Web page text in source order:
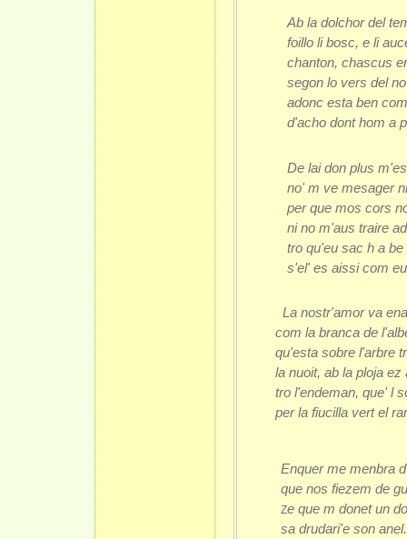
Ab la dolchor del
foillo li bosc, e li
chanton, chascus
segon lo vers del
adonc esta ben
d'acho dont hom a
De lai don plus
no' m ve mesager
per que mos cors
ni no m'aus traire
tro qu'eu sac h a be
s'el' es aissi com
La nostr'amor va
com la branca de
qu'esta sobre l'arbre
la nuoit, ab la ploja ez
tro l'endeman, que' l
per la fiucilla vert el
Enquer me menbra
que nos fiezem de
Ze que m donet un
sa drudari'e son anel.